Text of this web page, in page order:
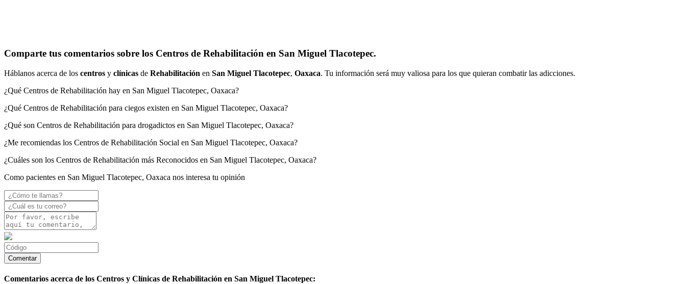
Comparte tus comentarios sobre los Centros de Rehabilitación en San Miguel Tlacotepec.
Háblanos acerca de los centros y clínicas de Rehabilitación en San Miguel Tlacotepec, Oaxaca. Tu información será muy valiosa para los que quieran combatir las adicciones.
¿Qué Centros de Rehabilitación hay en San Miguel Tlacotepec, Oaxaca?
¿Qué Centros de Rehabilitación para ciegos existen en San Miguel Tlacotepec, Oaxaca?
¿Qué son Centros de Rehabilitación para drogadictos en San Miguel Tlacotepec, Oaxaca?
¿Me recomiendas los Centros de Rehabilitación Social en San Miguel Tlacotepec, Oaxaca?
¿Cuáles son los Centros de Rehabilitación más Reconocidos en San Miguel Tlacotepec, Oaxaca?
Como pacientes en San Miguel Tlacotepec, Oaxaca nos interesa tu opinión
Comentarios acerca de los Centros y Clínicas de Rehabilitación en San Miguel Tlacotepec: